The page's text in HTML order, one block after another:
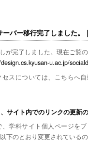
ーバー移行完了しました。
が完了しました。現在ご覧
u.ac.jp/
スについては、こちらへ
サイト内でのリンクの更新
学科サイト個人ページを
下のとおり変更されている